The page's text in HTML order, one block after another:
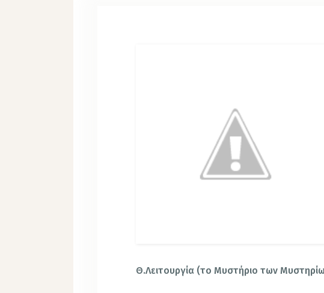
Θ.Λειτουργία (το Μυστήριο των